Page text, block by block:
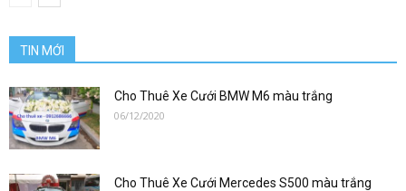
TIN MỚI
Cho Thuê Xe Cưới BMW M6 màu trắng
06/12/2020
Cho Thuê Xe Cưới Mercedes S500 màu trắng